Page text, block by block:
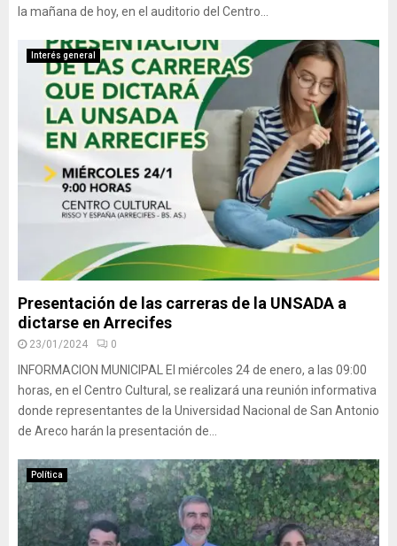
la mañana de hoy, en el auditorio del Centro...
Interés general
Presentación de las carreras de la UNSADA a
dictarse en Arrecifes
23/01/2024 0
INFORMACION MUNICIPAL El miércoles 24 de enero, a las 09:00
horas, en el Centro Cultural, se realizará una reunión informativa
donde representantes de la Universidad Nacional de San Antonio
de Areco harán la presentación de...
Política